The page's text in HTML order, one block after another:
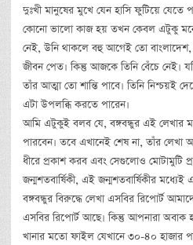
দুঃখী মানুষের মুখে যেন হাসি ফুটিয়ে
কোনো ভালো কাজ হয় তখন কেবল এটুকু
নেই, উনি থাকলে বহু আগেই তো বাংলাদেশ,
জীবন পেত। কিন্তু আজকে তিনি বেঁচে নেই।
তাঁর আত্মা তো শান্তি পাবে। তিনি নিশ্চয়ই
এটা উপলব্ধি করতে পারেন।
আমি এটুকুই বলব যে, বঙ্গবন্ধুর এই লেখার
পারবেন। তবে এখানেই শেষ না, তাঁর
ধীরে প্রকাশ করব এবং সেগুলোও মোটামুটি
জন্মশতবার্ষিকী, এই জন্মশতবার্ষিকীর
বঙ্গবন্ধুর বিরুদ্ধে লেখা এসবির রিপোর্ট
এসবির রিপোর্ট আছে। কিন্তু আপনারা অবাক
খানার মতো ফাইল যেখানে ৩০-৪০ হাজার